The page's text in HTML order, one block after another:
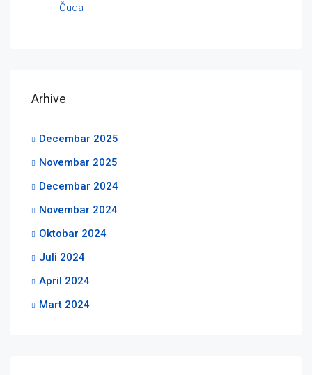
Čuda
Arhive
Decembar 2025
Novembar 2025
Decembar 2024
Novembar 2024
Oktobar 2024
Juli 2024
April 2024
Mart 2024